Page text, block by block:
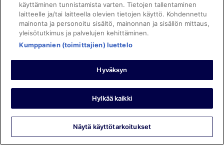
Tarkistettu arvostelu
10/10 Loistava
Aminata
6.5.2026
Yöpyi 3 yötä huhtikuussa 2026
10/10 Loistava
käyttäminen tunnistamista varten. Tietojen tallentaminen
laitteelle ja/tai laitteella olevien tietojen käyttö. Kohdennettu
mainonta ja personoitu sisältö, mainonnan ja sisällön mittaus,
yleisötutkimus ja palvelujen kehittäminen.
Kumppanien (toimittajien) luettelo
Hyväksyn
Hylkää kaikki
Näytä käyttötarkoitukset